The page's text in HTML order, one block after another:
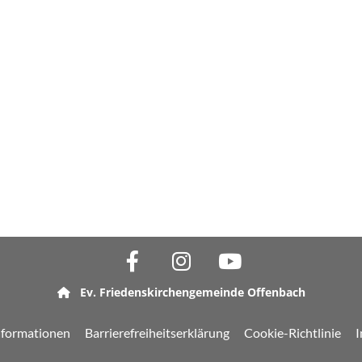
Ev. Friedenskirchengemeinde Offenbach
Barrierefreiheitserklärung Cookie-Richtlinie